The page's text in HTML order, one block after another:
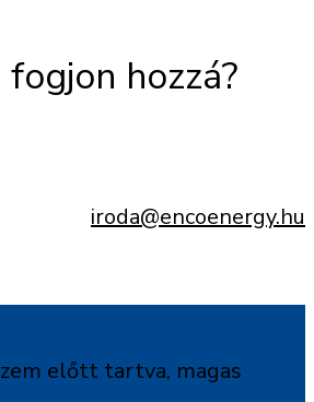
hozzá?
iroda@encoenergy.hu
előtt tartva, magas